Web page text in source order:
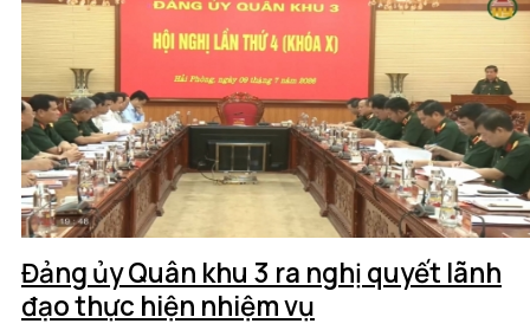
Đảng ủy Quân khu 3 ra nghị quyết lãnh
đạo thực hiện nhiệm vụ